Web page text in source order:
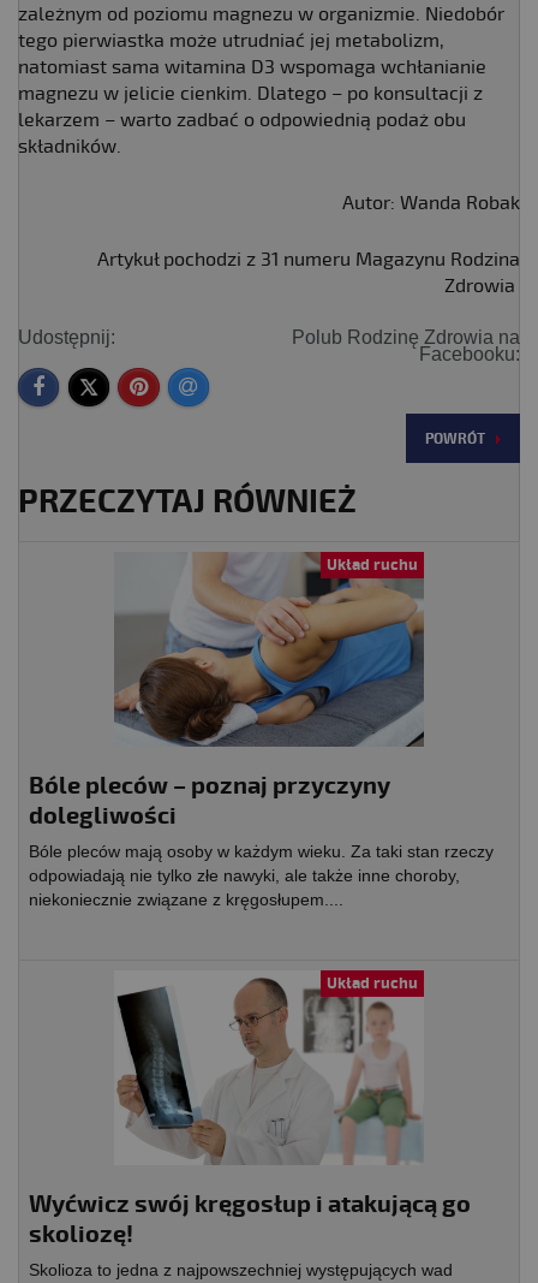
zależnym od poziomu magnezu w organizmie. Niedobór
tego pierwiastka może utrudniać jej metabolizm,
natomiast sama witamina D3 wspomaga wchłanianie
magnezu w jelicie cienkim. Dlatego – po konsultacji z
lekarzem – warto zadbać o odpowiednią podaż obu
składników.
Autor: Wanda Robak
Artykuł pochodzi z 31 numeru Magazynu Rodzina
Zdrowia
Udostępnij:
Polub Rodzinę Zdrowia na
Facebooku:
POWRÓT
PRZECZYTAJ RÓWNIEŻ
Układ ruchu
Bóle pleców – poznaj przyczyny
dolegliwości
Bóle pleców mają osoby w każdym wieku. Za taki stan rzeczy
odpowiadają nie tylko złe nawyki, ale także inne choroby,
niekoniecznie związane z kręgosłupem....
Układ ruchu
Wyćwicz swój kręgosłup i atakującą go
skoliozę!
Skolioza to jedna z najpowszechniej występujących wad